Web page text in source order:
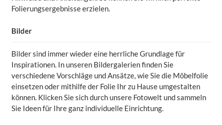
Folierungsergebnisse erzielen.
Bilder
Bilder sind immer wieder eine herrliche Grundlage für
Inspirationen. In unseren Bildergalerien finden Sie
verschiedene Vorschläge und Ansätze, wie Sie die Möbelfolie
einsetzen oder mithilfe der Folie Ihr zu Hause umgestalten
können. Klicken Sie sich durch unsere Fotowelt und sammeln
Sie Ideen für Ihre ganz individuelle Einrichtung.